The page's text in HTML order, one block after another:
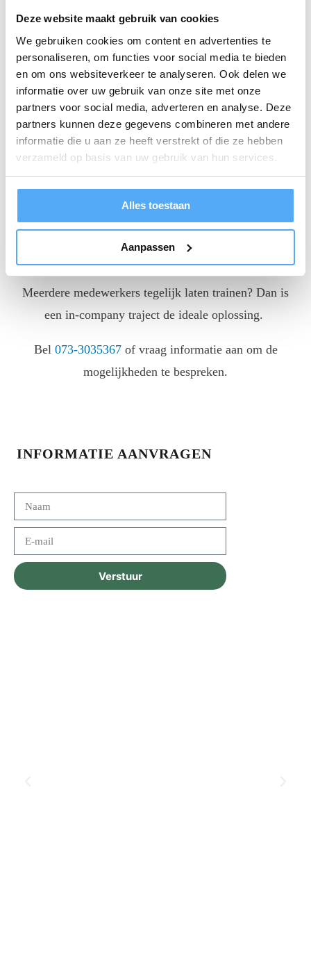
Deze website maakt gebruik van cookies
We gebruiken cookies om content en advertenties te
personaliseren, om functies voor social media te bieden
en om ons websiteverkeer te analyseren. Ook delen we
informatie over uw gebruik van onze site met onze
partners voor social media, adverteren en analyse. Deze
partners kunnen deze gegevens combineren met andere
informatie die u aan ze heeft verstrekt of die ze hebben
verzameld op basis van uw gebruik van hun services.
Alles toestaan
Aanpassen
Data & inschrijven
Certificering
Praktijk
IN COMPANY TRAINING
Meerdere medewerkers tegelijk laten trainen? Dan is
een in-company traject de ideale oplossing.
Bel 073-3035367of vraag informatie aan om de
mogelijkheden te bespreken.
INFORMATIE AANVRAGEN
Verstuur